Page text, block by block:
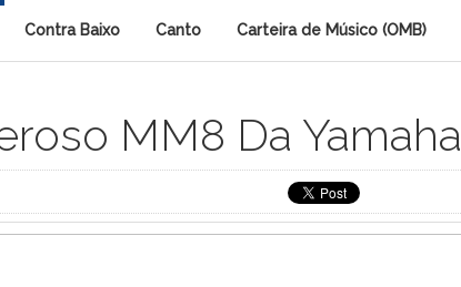
Contra Baixo Canto Carteira de Músico (OMB)
MM8 Da Yamaha